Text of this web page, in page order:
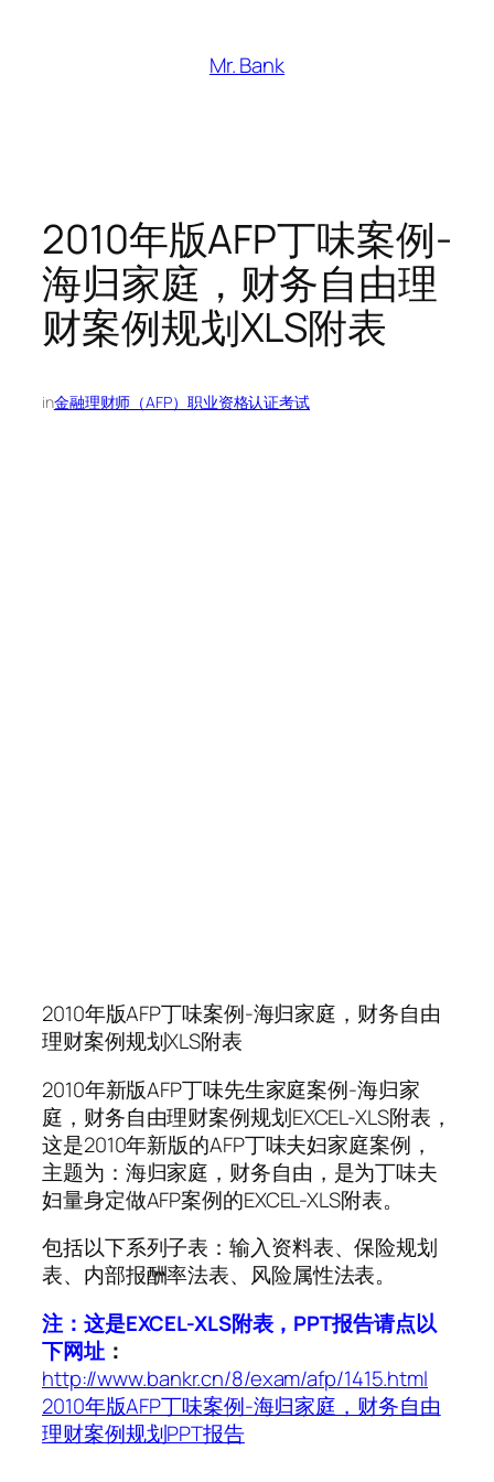
Mr. Bank
2010年版AFP丁味案例-
海归家庭，财务自由理
财案例规划XLS附表
in金融理财师（AFP）职业资格认证考试
2010年版AFP丁味案例-海归家庭，财务自由
理财案例规划XLS附表
2010年新版AFP丁味先生家庭案例-海归家
庭，财务自由理财案例规划EXCEL-XLS附表，
这是2010年新版的AFP丁味夫妇家庭案例，
主题为：海归家庭，财务自由，是为丁味夫
妇量身定做AFP案例的EXCEL-XLS附表。
包括以下系列子表：输入资料表、保险规划
表、内部报酬率法表、风险属性法表。
注：这是EXCEL-XLS附表，PPT报告请点以
下网址：
http://www.bankr.cn/8/exam/afp/1415.html
2010年版AFP丁味案例-海归家庭，财务自由
理财案例规划PPT报告